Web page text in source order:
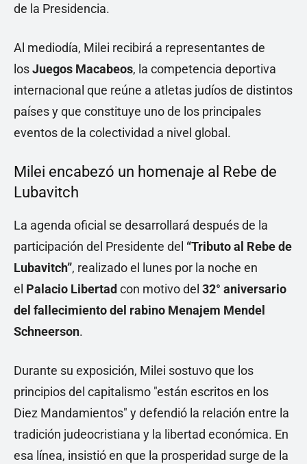
de la Presidencia.
Al mediodía, Milei recibirá a representantes de
losJuegos Macabeos, la competencia deportiva
internacional que reúne a atletas judíos de distintos
países y que constituye uno de los principales
eventos de la colectividad a nivel global.
Milei encabezó un homenaje al Rebe de
Lubavitch
La agenda oficial se desarrollará después de la
participación del Presidente del “Tributo al Rebe de
Lubavitch”, realizado el lunes por la noche en
el Palacio Libertad con motivo del 32° aniversario
del fallecimiento del rabino Menajem Mendel
Schneerson.
Durante su exposición, Milei sostuvo que los
principios del capitalismo "están escritos en los
Diez Mandamientos" y defendió la relación entre la
tradición judeocristiana y la libertad económica. En
esa línea, insistió en que la prosperidad surge de la